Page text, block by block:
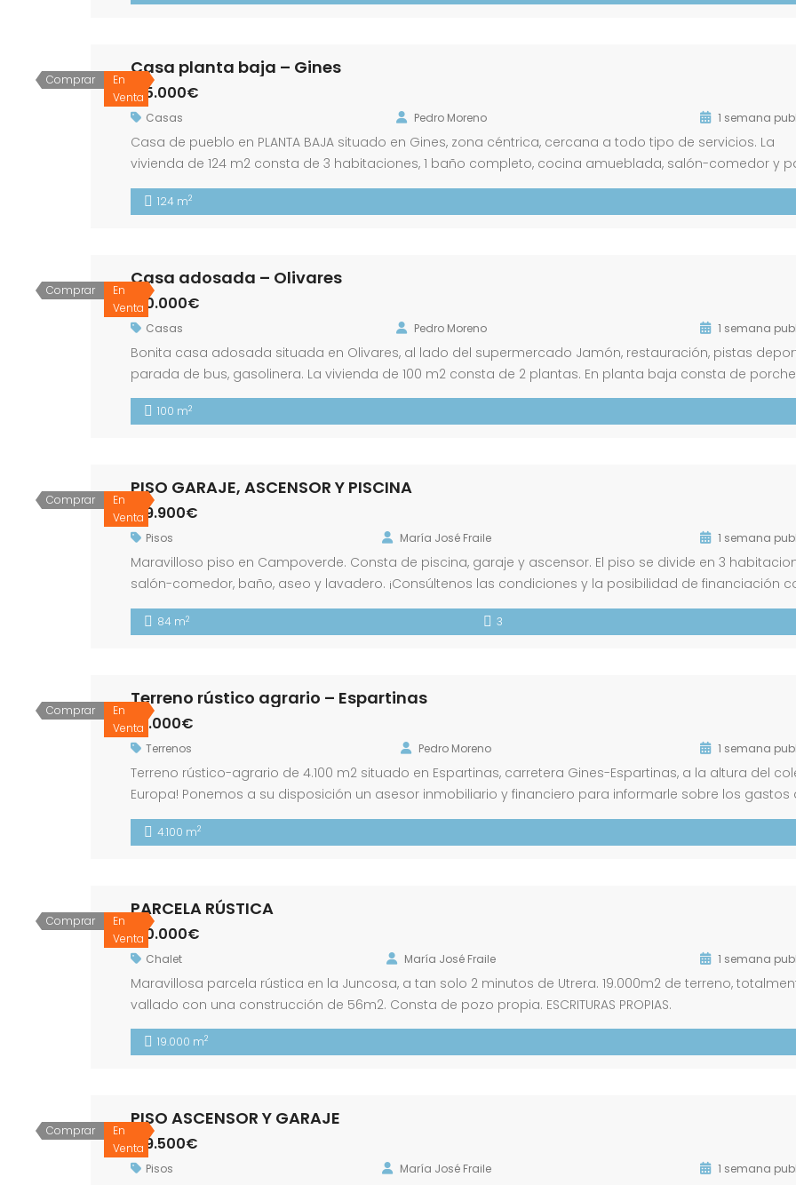
En
Venta
Comprar
Casa planta baja – Gines
215.000€
Casas Pedro Moreno 1 semana
Casa de pueblo en PLANTA BAJA situado en Gines, zona céntrica, cercana a todo tipo de servicios. La
vivienda de 124 m2 consta de 3 habitaciones, 1 baño completo, cocina amueblada, salón-comedor y
trasero de 35 m2 con dos trasteros y escaleras con subida a una azotea. Ponemos a su disposición un
asesor inmobiliario […]
124 m2
En
Venta
Comprar
Casa adosada – Olivares
190.000€
Casas Pedro Moreno 1 semana
Bonita casa adosada situada en Olivares, al lado del supermercado Jamón, restauración, pistas
parada de bus, gasolinera. La vivienda de 100 m2 consta de 2 plantas. En planta baja consta de porche
delantero de 46 m2, plaza de garaje privada, salón-comedor, 1 habitación, 1 baño completo, cocina
amueblada y patio trasero de 22 m2 […]
100 m2
En
Venta
Comprar
PISO GARAJE, ASCENSOR Y PISCINA
139.900€
Pisos María José Fraile 1 semana
Maravilloso piso en Campoverde. Consta de piscina, garaje y ascensor. El piso se divide en 3
salón-comedor, baño, aseo y lavadero. ¡Consúltenos las condiciones y la posibilidad de financiación
nuestros asesores de Financial City! Los gastos derivados de la compra no están incluidos en el precio.
84 m2 3
En
Venta
Comprar
Terreno rústico agrario – Espartinas
55.000€
Terrenos Pedro Moreno 1 semana
Terreno rústico-agrario de 4.100 m2 situado en Espartinas, carretera Gines-Espartinas, a la altura del
Europa! Ponemos a su disposición un asesor inmobiliario y financiero para informarle sobre los gastos
compra-venta y de financiación que no están incluidos en el precio de venta. Nos encargaremos de
los trámites necesarios para que pueda comprar […]
4.100 m2
En
Venta
Comprar
PARCELA RÚSTICA
180.000€
Chalet María José Fraile 1 semana
Maravillosa parcela rústica en la Juncosa, a tan solo 2 minutos de Utrera. 19.000m2 de terreno,
vallado con una construcción de 56m2. Consta de pozo propia. ESCRITURAS PROPIAS.
19.000 m2
En
Venta
Comprar
PISO ASCENSOR Y GARAJE
159.500€
Pisos María José Fraile 1 semana